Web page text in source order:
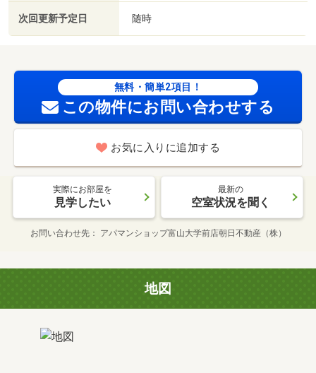
次回更新予定日 随時
無料・簡単2項目！
この物件にお問い合わせする
お気に入りに追加する
実際にお部屋を
見学したい
最新の
空室状況を聞く
お問い合わせ先 アパマンショップ富山大学前店朝日不動産（株）
地図